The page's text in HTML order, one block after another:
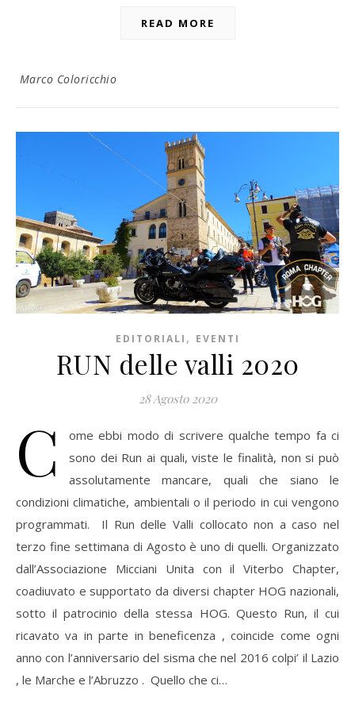
READ MORE
Marco Coloricchio
EDITORIALI , EVENTI
RUN delle valli 2020
28 Agosto 2020
C
ome ebbi modo di scrivere qualche tempo fa ci
sono dei Run ai quali, viste le finalità, non si può
assolutamente mancare, quali che siano le
condizioni climatiche, ambientali o il periodo in cui vengono
programmati. Il Run delle Valli collocato non a caso nel
terzo fine settimana di Agosto è uno di quelli. Organizzato
dall’Associazione Micciani Unita con il Viterbo Chapter,
coadiuvato e supportato da diversi chapter HOG nazionali,
sotto il patrocinio della stessa HOG. Questo Run, il cui
ricavato va in parte in beneficenza , coincide come ogni
anno con l’anniversario del sisma che nel 2016 colpi’ il Lazio
, le Marche e l’Abruzzo . Quello che ci…